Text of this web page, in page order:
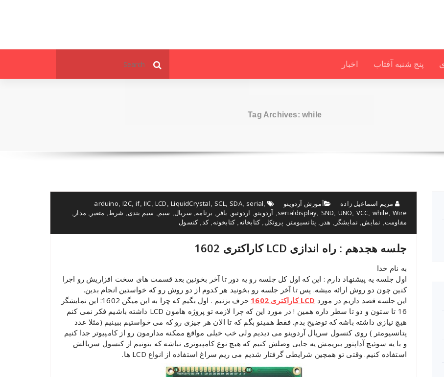
پنج شنبه آفتاب اخبار
for:
Tag Archives: while
مریم اسماعیل زاده آموزش آردوینو arduino,I2C,if,IIC,LCD ,LiquidCrystal, SCL, SDA, serial,
serialdisplay, SND, UNO, VCC, while,Wire
, آردوینو, اردونیو, بافر , برنامه, سریال, سیم, سیم بندی, شرط, متغیر , مدار ,
مقاومت, نمایش, نمایشگر , هدر , پتانسیومتر , پروتکل ,کتابخانه ,کتابخونه ,کد,کنسول
جلسه هجدهم : راه اندازی LCD کاراکتری 1602
به نام خدا
اول جلسه یه پیشنهاد دارم : این که اول کل جلسه رو یه دور تا آخر بخونین بعد قسمت های سخت افزاریش رو اجرا
کنین چون دو روش ارائه میشه. پس تا آخر جلسه رو بخونید هر کدوم از دو روش رو که خواستین انجام بدین.
این جلسه قصد داریم در مورد LCD کاراکتری 1602
حرف بزنیم . اول بگیم که چرا به این میگن 1602: این نمایشگر
16 تا ستون و دو تا سطر داره همین ! در مورد این که چرا لازمه تو پروژه هامون LCD داشته باشیم فکر نمی کنم
هیچ نیازی داشته باشه که توضیح بدم. فقط همینو بگم که تا الان هر چیزی رو که می خواستیم ببینیم (مثلا عدد
پتانسیومتر ) روی کنسول سریال آردوینو می دیدیم ولی خب خیلی مواقع ممکنه مدارمون رو از کامپیوتر جدا کنیم
و با یه سوئیچ آداپتور ببریمش یه جایی وصلش کنیم که هیچ نوع کامپیوتری نباشه که بتونیم از کنسول سریالش
استفاده کنیم. وقتی تو همچین شرایطی گرفتار شدیم می ریم سراغ استفاده از انواع LCD ها.